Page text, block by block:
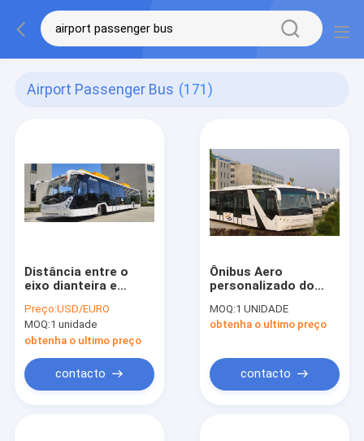
Airport Passenger Bus (171)
Distância entre o
eixo dianteira e
completa do ônibus
7200mm do
passageiro do
aeroporto de Xinfa
Preço:USD/EURO
MOQ:1 unidade
obtenha o ultimo preço
contacto
Ônibus Aero
personalizado do
do aeroporto do aço
de liga de 77
MOQ:1 UNIDADE
obtenha o ultimo preço
contacto